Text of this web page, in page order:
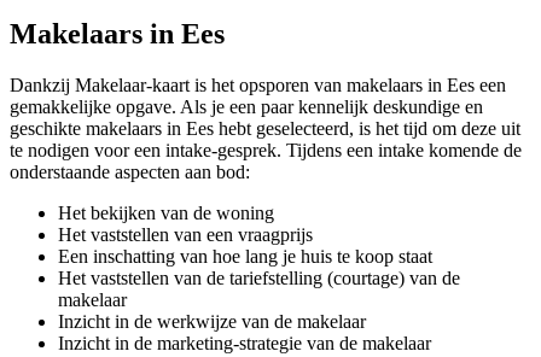
Makelaars in Ees
Dankzij Makelaar-kaart is het opsporen van makelaars in Ees een
gemakkelijke opgave. Als je een paar kennelijk deskundige en
geschikte makelaars in Ees hebt geselecteerd, is het tijd om deze uit
te nodigen voor een intake-gesprek. Tijdens een intake komende de
onderstaande aspecten aan bod:
Het bekijken van de woning
Het vaststellen van een vraagprijs
Een inschatting van hoe lang je huis te koop staat
Het vaststellen van de tariefstelling (courtage) van de
makelaar
Inzicht in de werkwijze van de makelaar
Inzicht in de marketing-strategie van de makelaar